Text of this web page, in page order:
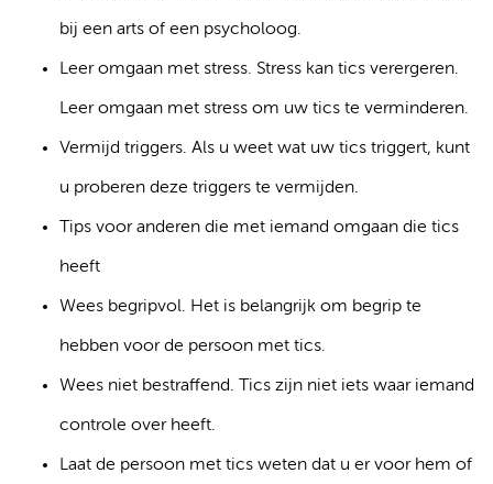
bij een arts of een psycholoog.
Leer omgaan met stress. Stress kan tics verergeren.
Leer omgaan met stress om uw tics te verminderen.
Vermijd triggers. Als u weet wat uw tics triggert, kunt
u proberen deze triggers te vermijden.
Tips voor anderen die met iemand omgaan die tics
heeft
Wees begripvol. Het is belangrijk om begrip te
hebben voor de persoon met tics.
Wees niet bestraffend. Tics zijn niet iets waar iemand
controle over heeft.
Laat de persoon met tics weten dat u er voor hem of